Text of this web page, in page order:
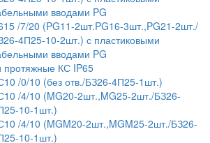
вводами PG
/7/20 (PG11-2шт.PG16-3шт.,PG21-2шт./
4П25-10-2шт.) с пластиковыми
вводами PG
протяжные КС IP65
/0/10 (без отв./БЗ26-4П25-1шт.)
/4/10 (MG20-2шт.,MG25-2шт./БЗ26-
10-1шт.)
/4/10 (MGM20-2шт.,MGM25-2шт./БЗ26-
10-1шт.)